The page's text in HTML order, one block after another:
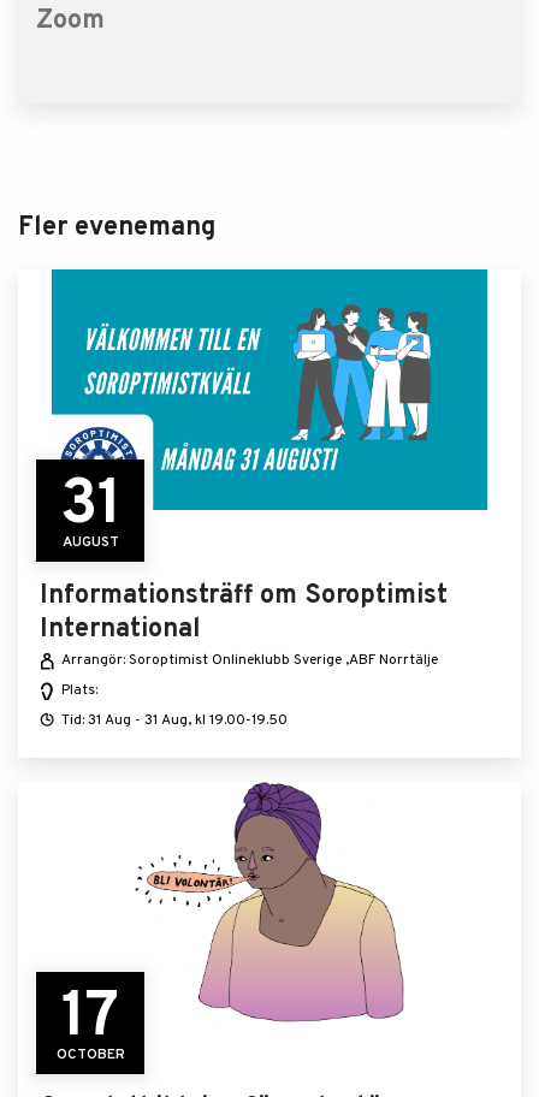
Zoom
Fler evenemang
31
AUGUST
Informationsträff om Soroptimist
International
Arrangör: Soroptimist Onlineklubb Sverige ,ABF Norrtälje
Plats:
Tid: 31 Aug - 31 Aug, kl 19.00-19.50
17
OCTOBER